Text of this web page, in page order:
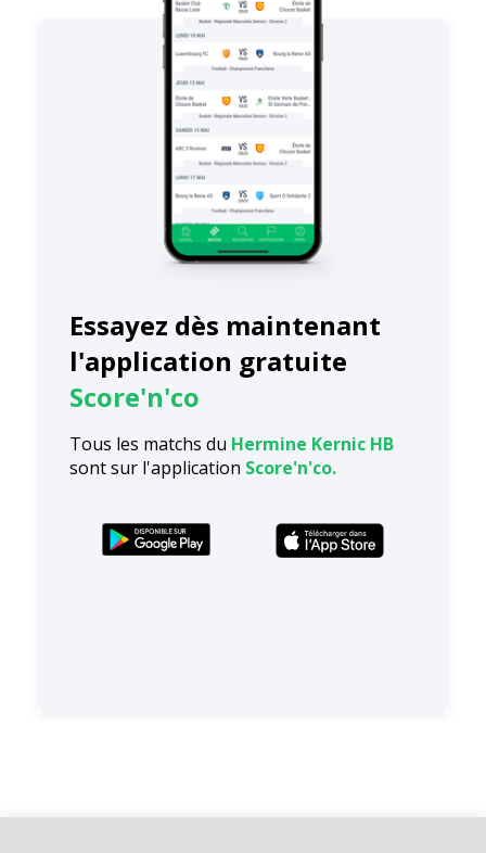
Essayez dès maintenant
l'application gratuite
Score'n'co
Tous les matchs du Hermine Kernic HB
sont sur l'application Score'n'co.